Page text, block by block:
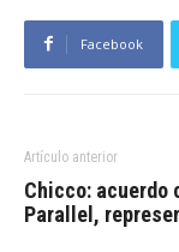
Facebook
Artículo anterior
Chicco: acuerdo
Parallel,